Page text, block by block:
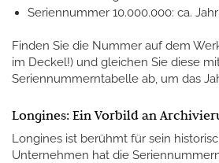
Seriennummer 10.000.000: ca. Jahr
Finden Sie die Nummer auf dem
im Deckel!) und gleichen Sie diese
Seriennummerntabelle ab, um das
Longines: Ein Vorbild an
Longines ist berühmt für sein
Unternehmen hat die